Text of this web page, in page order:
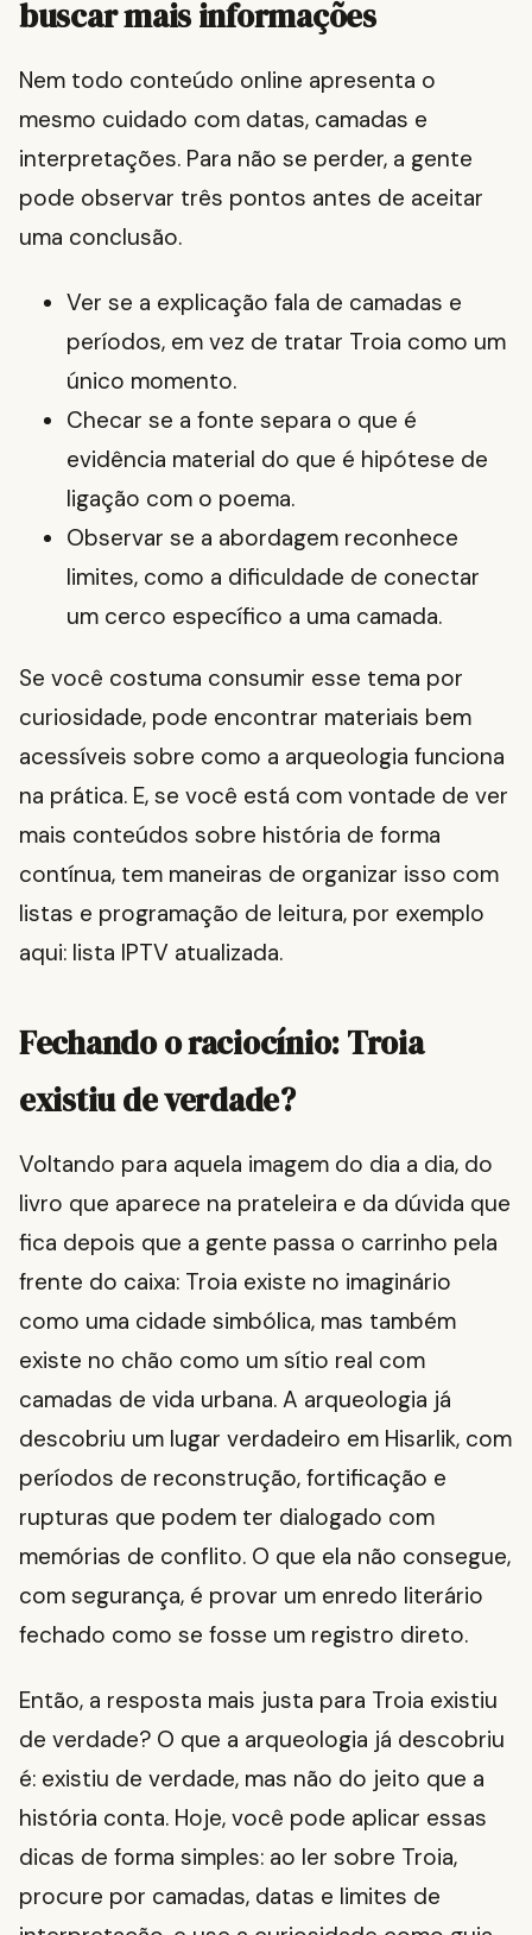
buscar mais informações
Nem todo conteúdo online apresenta o
mesmo cuidado com datas, camadas e
interpretações. Para não se perder, a gente
pode observar três pontos antes de aceitar
uma conclusão.
Ver se a explicação fala de camadas e
períodos, em vez de tratar Troia como um
único momento.
Checar se a fonte separa o que é
evidência material do que é hipótese de
ligação com o poema.
Observar se a abordagem reconhece
limites, como a dificuldade de conectar
um cerco específico a uma camada.
Se você costuma consumir esse tema por
curiosidade, pode encontrar materiais bem
acessíveis sobre como a arqueologia funciona
na prática. E, se você está com vontade de ver
mais conteúdos sobre história de forma
contínua, tem maneiras de organizar isso com
listas e programação de leitura, por exemplo
aqui: lista IPTV atualizada.
Fechando o raciocínio: Troia
existiu de verdade?
Voltando para aquela imagem do dia a dia, do
livro que aparece na prateleira e da dúvida que
fica depois que a gente passa o carrinho pela
frente do caixa: Troia existe no imaginário
como uma cidade simbólica, mas também
existe no chão como um sítio real com
camadas de vida urbana. A arqueologia já
descobriu um lugar verdadeiro em Hisarlik, com
períodos de reconstrução, fortificação e
rupturas que podem ter dialogado com
memórias de conflito. O que ela não consegue,
com segurança, é provar um enredo literário
fechado como se fosse um registro direto.
Então, a resposta mais justa para Troia existiu
de verdade? O que a arqueologia já descobriu
é: existiu de verdade, mas não do jeito que a
história conta. Hoje, você pode aplicar essas
dicas de forma simples: ao ler sobre Troia,
procure por camadas, datas e limites de